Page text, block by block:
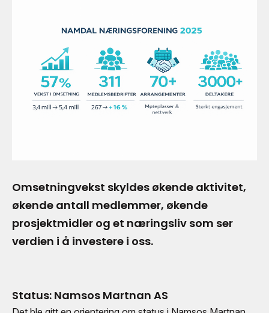
Omsetningvekst skyldes økende aktivitet,
økende antall medlemmer, økende
prosjektmidler og et næringsliv som ser
verdien i å investere i oss.
Status: Namsos Martnan AS